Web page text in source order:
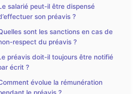
salarié peut-il être dispensé
son préavis ?
sont les sanctions en cas de
respect du préavis ?
préavis doit-il toujours être notifié
écrit ?
évolue la rémunération